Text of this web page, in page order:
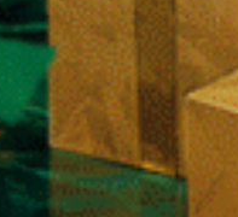
Doctor's Best Vitamina
2.000 UI – 180 cápsulas
19,90€